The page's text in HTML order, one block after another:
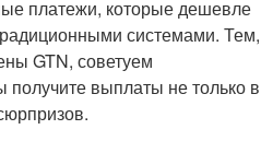
платежи, которые дешевле
системами. Тем,
GTN, советуем
получите выплаты не только в